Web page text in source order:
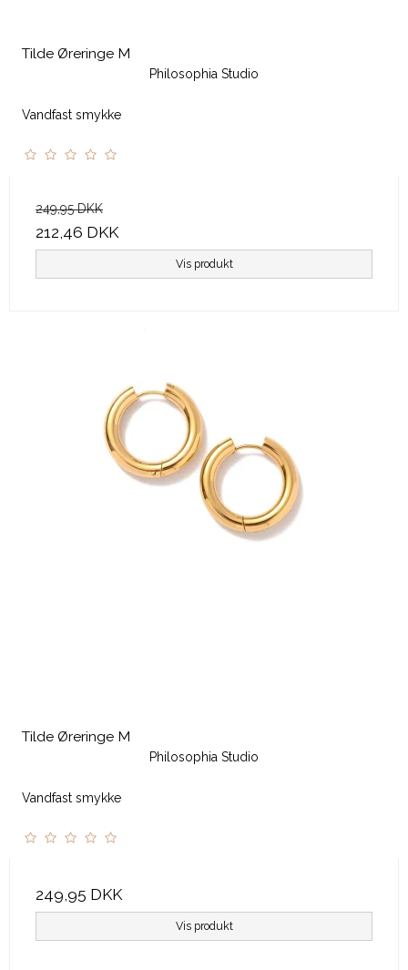
Tilde Øreringe M
Philosophia Studio
Vandfast smykke
249,95 DKK
212,46 DKK
Vis produkt
Tilde Øreringe M
Philosophia Studio
Vandfast smykke
249,95 DKK
Vis produkt